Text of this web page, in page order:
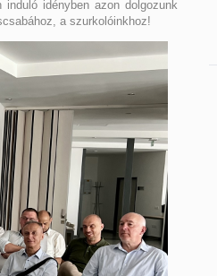
idényben azon dolgozunk
a szurkolóinkhoz!